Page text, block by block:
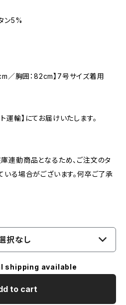
ン5%
／胸囲：82cm】7号サイズ着用
運輸】にてお届けいたします。
連動商品となるため、ご注文のタ
いる場合がございます。何卒ご了承
択なし
shipping available
to cart